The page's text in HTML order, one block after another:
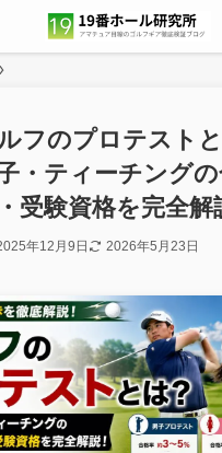
フのプロテスト
・ティーチング
受験資格を完全解
年12月9日 2026年5月23日